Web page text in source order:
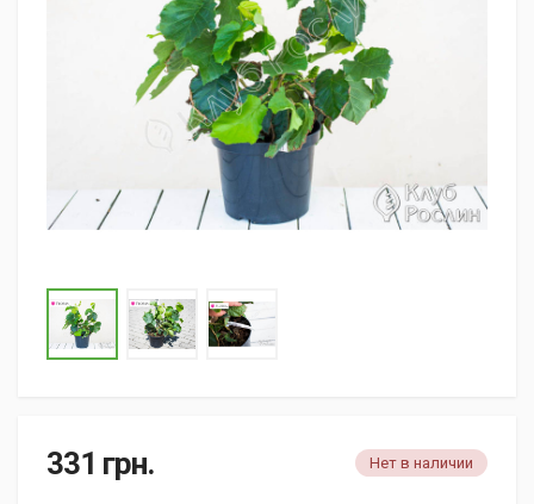
331 грн. Нет в наличии